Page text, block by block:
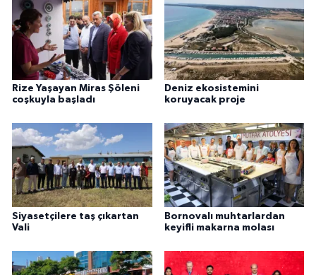
Rize Yaşayan Miras Şöleni
coşkuyla başladı
Deniz ekosistemini
koruyacak proje
Siyasetçilere taş çıkartan
Vali
Bornovalı muhtarlardan
keyifli makarna molası